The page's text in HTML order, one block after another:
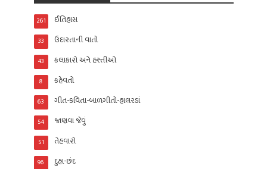
ઈતિહાસ
261
ઉદારતાની વાતો
33
કલાકારો અને હસ્તીઓ
43
કહેવતો
8
ગીત-કવિતા-બાળગીતો-હાલરડાં
63
જાણવા જેવું
54
તેહવારો
51
દુહા-છંદ
96